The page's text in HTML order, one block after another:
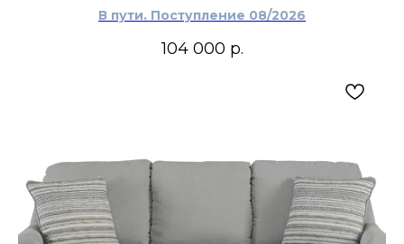
В пути. Поступление 08/2026
104 000 р.